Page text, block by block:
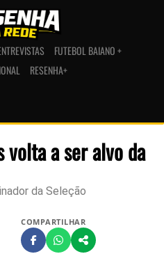
FUTEBOL BAIANO +
RESENHA+
volta a ser alvo da
da Seleção
COMPARTILHAR